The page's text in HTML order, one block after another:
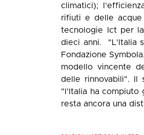
climatici);
rifiuti e delle
tecnologie Ict per
dieci anni. "L'Italia
Fondazione
modello vincente
delle rinnovabili". Il
"l'Italia ha compiuto
resta ancora una